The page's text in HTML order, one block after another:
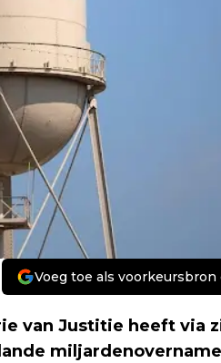
Voeg toe als voorkeursbron
van Justitie heeft via